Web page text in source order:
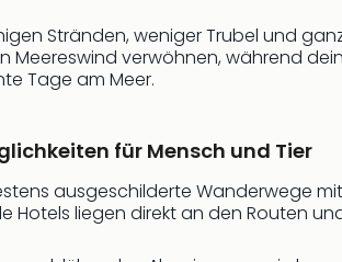
Stränden, weniger Trubel und
Meereswind verwöhnen, während
Tage am Meer.
für Mensch und Tier
ausgeschilderte Wanderwege
Hotels liegen direkt an den Routen